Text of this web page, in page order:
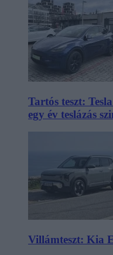
Tartós teszt:
egy év teslázás
Villámteszt: Kia